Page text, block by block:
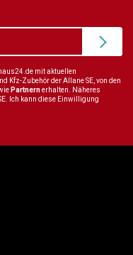
mit aktuellen
Kfz-Zubehör der Allane SE, von den
Partnernerhalten. Näheres
Ich kann diese Einwilligung